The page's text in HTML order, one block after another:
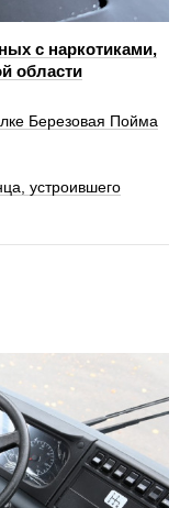
с наркотиками,
области
Березовая Пойма
устроившего